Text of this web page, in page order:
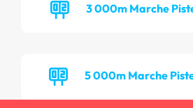
3 000m Marche
5 000m Marche